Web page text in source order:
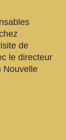
de
le directeur
Nouvelle